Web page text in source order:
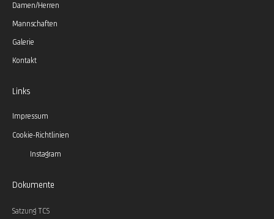
Damen/Herren
Mannschaften
Galerie
Kontakt
Links
Impressum
Cookie-Richtlinien
Instagram
Dokumente
Satzung TCS